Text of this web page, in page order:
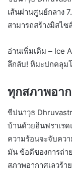
เส้นผ่านศูนย์กลาง
สามารถสร้างมิสไซ
อ่านเพิ่มเติม – Ice
ลึกลับ! หิมะปกคลุม
ทุกสภาพอา
ขีปนาวุธ
บ้านด้วยอินฟราเรด
ความร้อนจะจับคว
มัน ข้อดีของการถ่า
สภาพอากาศเลวร้